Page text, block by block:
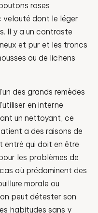
roses
velouté dont le léger
Il y a un contraste
et pur et les troncs
ou de lichens
des grands remèdes
en interne
un nettoyant, ce
a des raisons de
entré qui doit en être
les problèmes de
où prédominent des
morale ou
peut détester son
habitudes sans y